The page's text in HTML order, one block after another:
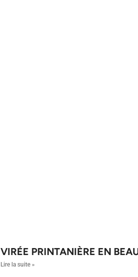
VIRÉE PRINTANIÈRE EN
Lire la suite »